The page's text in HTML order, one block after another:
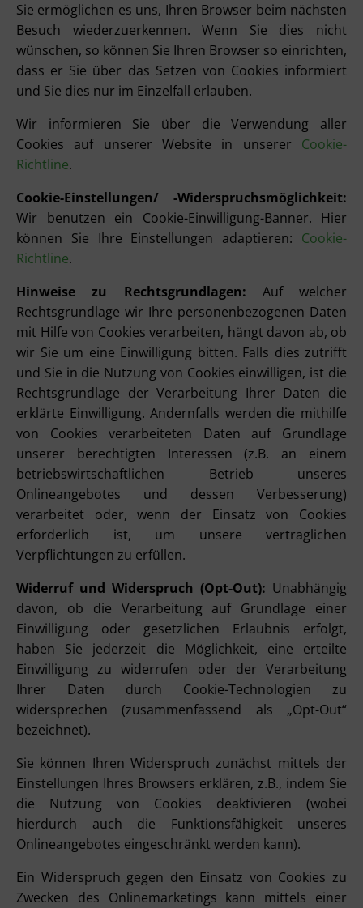
Sie ermöglichen es uns, Ihren Browser beim nächsten
Besuch wiederzuerkennen. Wenn Sie dies nicht
wünschen, so können Sie Ihren Browser so einrichten,
dass er Sie über das Setzen von Cookies informiert
und Sie dies nur im Einzelfall erlauben.
Wir informieren Sie über die Verwendung aller
Cookies auf unserer Website in unserer Cookie-
Richtline.
Cookie-Einstellungen/ -Widerspruchsmöglichkeit:
Wir benutzen ein Cookie-Einwilligung-Banner. Hier
können Sie Ihre Einstellungen adaptieren: Cookie-
Richtline.
Hinweise zu Rechtsgrundlagen: Auf welcher
Rechtsgrundlage wir Ihre personenbezogenen Daten
mit Hilfe von Cookies verarbeiten, hängt davon ab, ob
wir Sie um eine Einwilligung bitten. Falls dies zutrifft
und Sie in die Nutzung von Cookies einwilligen, ist die
Rechtsgrundlage der Verarbeitung Ihrer Daten die
erklärte Einwilligung. Andernfalls werden die mithilfe
von Cookies verarbeiteten Daten auf Grundlage
unserer berechtigten Interessen (z.B. an einem
betriebswirtschaftlichen Betrieb unseres
Onlineangebotes und dessen Verbesserung)
verarbeitet oder, wenn der Einsatz von Cookies
erforderlich ist, um unsere vertraglichen
Verpflichtungen zu erfüllen.
Widerruf und Widerspruch (Opt-Out): Unabhängig
davon, ob die Verarbeitung auf Grundlage einer
Einwilligung oder gesetzlichen Erlaubnis erfolgt,
haben Sie jederzeit die Möglichkeit, eine erteilte
Einwilligung zu widerrufen oder der Verarbeitung
Ihrer Daten durch Cookie-Technologien zu
widersprechen (zusammenfassend als „Opt-Out“
bezeichnet).
Sie können Ihren Widerspruch zunächst mittels der
Einstellungen Ihres Browsers erklären, z.B., indem Sie
die Nutzung von Cookies deaktivieren (wobei
hierdurch auch die Funktionsfähigkeit unseres
Onlineangebotes eingeschränkt werden kann).
Ein Widerspruch gegen den Einsatz von Cookies zu
Zwecken des Onlinemarketings kann mittels einer